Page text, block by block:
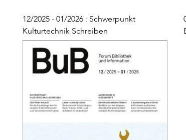
12/2025 - 01/2026 : Schwerpunkt
Kulturtechnik Schreiben